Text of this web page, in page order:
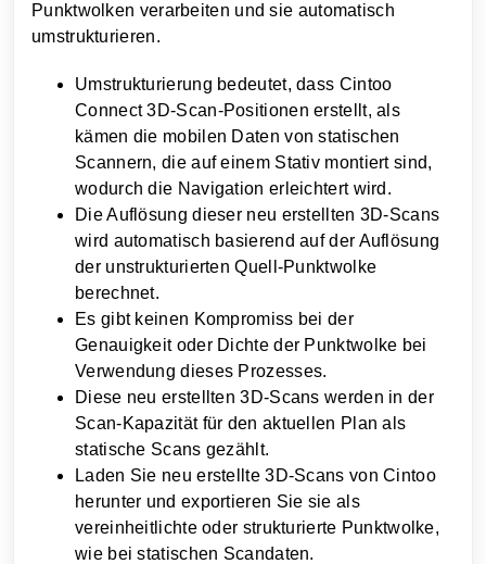
Punktwolken verarbeiten und sie automatisch
umstrukturieren.
Umstrukturierung bedeutet, dass Cintoo
Connect 3D-Scan-Positionen erstellt, als
kämen die mobilen Daten von statischen
Scannern, die auf einem Stativ montiert sind,
wodurch die Navigation erleichtert wird.
Die Auflösung dieser neu erstellten 3D-Scans
wird automatisch basierend auf der Auflösung
der unstrukturierten Quell-Punktwolke
berechnet.
Es gibt keinen Kompromiss bei der
Genauigkeit oder Dichte der Punktwolke bei
Verwendung dieses Prozesses.
Diese neu erstellten 3D-Scans werden in der
Scan-Kapazität für den aktuellen Plan als
statische Scans gezählt.
Laden Sie neu erstellte 3D-Scans von Cintoo
herunter und exportieren Sie sie als
vereinheitlichte oder strukturierte Punktwolke,
wie bei statischen Scandaten.